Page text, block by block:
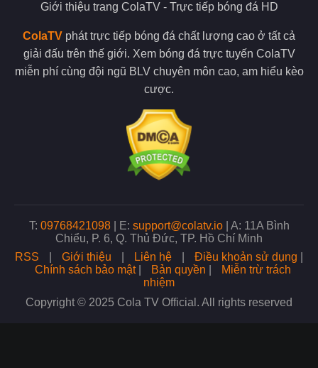
Giới thiệu trang ColaTV- Trực tiếp bóng đá HD
ColaTV phát trực tiếp bóng đá chất lượng cao ở tất cả
giải đấu trên thế giới. Xem bóng đá trực tuyến ColaTV
miễn phí cùng đội ngũ BLV chuyên môn cao, am hiểu kèo
cược.
T: 09768421098| E: support@colatv.io| A: 11A Bình
Chiểu, P. 6, Q. Thủ Đức, TP. Hồ Chí Minh
RSS
Giới thiệu Liên hệ Điều khoản sử dụng
Chính sách bảo mật| Bản quyền
Miễn trừ trách
nhiệm
Copyright © 2025 Cola TV Official. All rights reserved